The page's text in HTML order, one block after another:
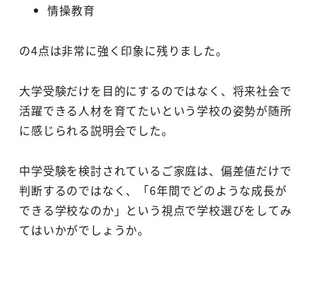
情操教育
の4点は非常に強く印象に残りました。
大学受験だけを目的にするのではなく、将来社会で
活躍できる人材を育てたいという学校の姿勢が随所
に感じられる説明会でした。
中学受験を検討されているご家庭は、偏差値だけで
判断するのではなく、「6年間でどのような成長が
できる学校なのか」という視点で学校選びをしてみ
てはいかがでしょうか。